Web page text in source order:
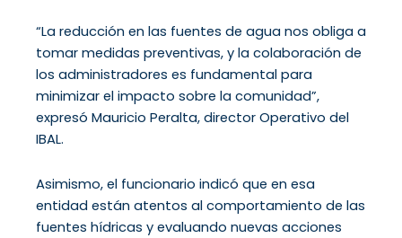
“La reducción en las fuentes de agua nos obliga a
tomar medidas preventivas, y la colaboración de
los administradores es fundamental para
minimizar el impacto sobre la comunidad”,
expresó Mauricio Peralta, director Operativo del
IBAL.
Asimismo, el funcionario indicó que en esa
entidad están atentos al comportamiento de las
fuentes hídricas y evaluando nuevas acciones